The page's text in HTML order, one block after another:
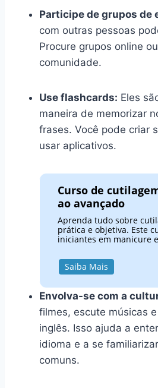
Participe de grupos de
com outras pessoas
Procure grupos online
comunidade.
Use flashcards: Eles
maneira de memorizar
frases. Você pode criar
usar aplicativos.
Curso de
ao avançado
Aprenda tudo sobre
prática e objetiva. Este
iniciantes em manicure
Saiba Mais
Envolva-se com a
filmes, escute músicas
inglês. Isso ajuda a
idioma e a se
comuns.